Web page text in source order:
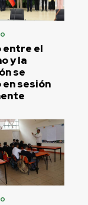
entre el
y la
se
sesión